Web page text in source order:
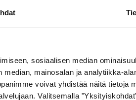
sosiaalisen median
mainosalan ja analytiikka-
voivat yhdistää näitä tietoja
Valitsemalla
vahvasta tietosuojasta,